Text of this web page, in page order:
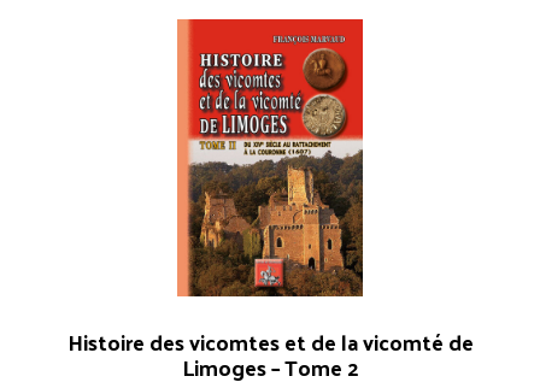
Histoire des vicomtes et de la vicomté de
Limoges – Tome 2